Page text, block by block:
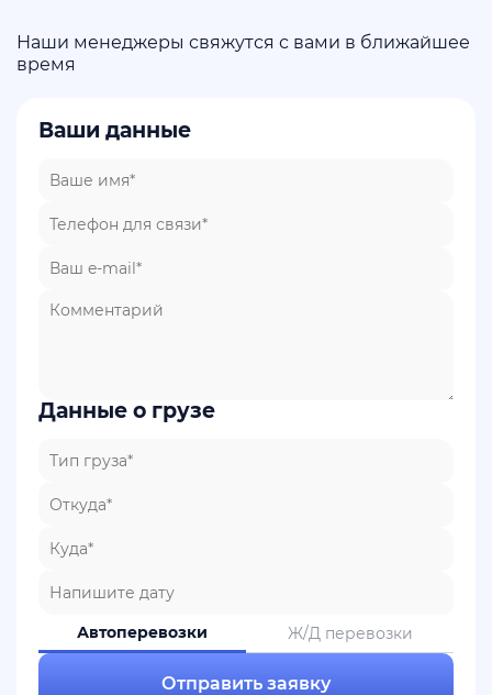
Наши менеджеры свяжутся с вами в ближайшее
время
Ваши данные
Данные о грузе
Автоперевозки Ж/Д перевозки
Отправить заявку